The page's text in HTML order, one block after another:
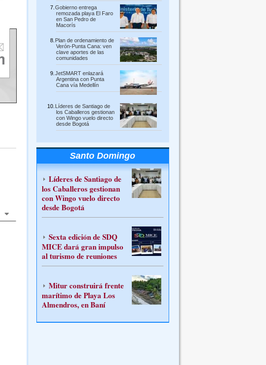
Gobierno entrega
remozada playa El Faro
en San Pedro de
Macorís
Plan de ordenamiento de
Verón-Punta Cana: ven
clave aportes de las
comunidades
JetSMART enlazará
Argentina con Punta
Cana vía Medellín
Líderes de Santiago de
los Caballeros gestionan
con Wingo vuelo directo
desde Bogotá
Santo Domingo
Líderes de Santiago de
los Caballeros gestionan
con Wingo vuelo directo
desde Bogotá
Sexta edición de SDQ
MICE dará gran impulso
al turismo de reuniones
Mitur construirá frente
marítimo de Playa Los
Almendros, en Baní